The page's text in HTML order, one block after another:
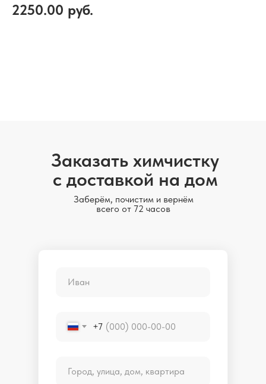
2250.00 руб.
Заказать химчистку
с доставкой на дом
Заберём, почистим и вернём
всего от 72 часов
+7